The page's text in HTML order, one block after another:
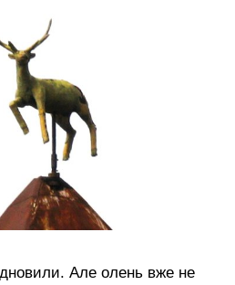
Але олень вже не